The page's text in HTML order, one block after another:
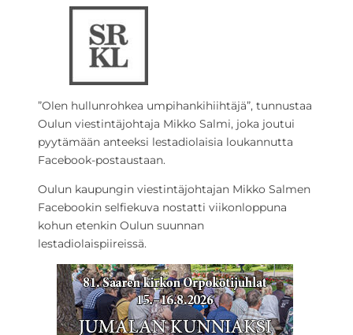
”Olen hullunrohkea umpihankihiihtäjä”, tunnustaa
Oulun viestintäjohtaja Mikko Salmi, joka joutui
pyytämään anteeksi lestadiolaisia loukannutta
Facebook-postaustaan.
Oulun kaupungin viestintäjohtajan Mikko Salmen
Facebookin selfiekuva nostatti viikonloppuna
kohun etenkin Oulun suunnan
lestadiolaispiireissä.